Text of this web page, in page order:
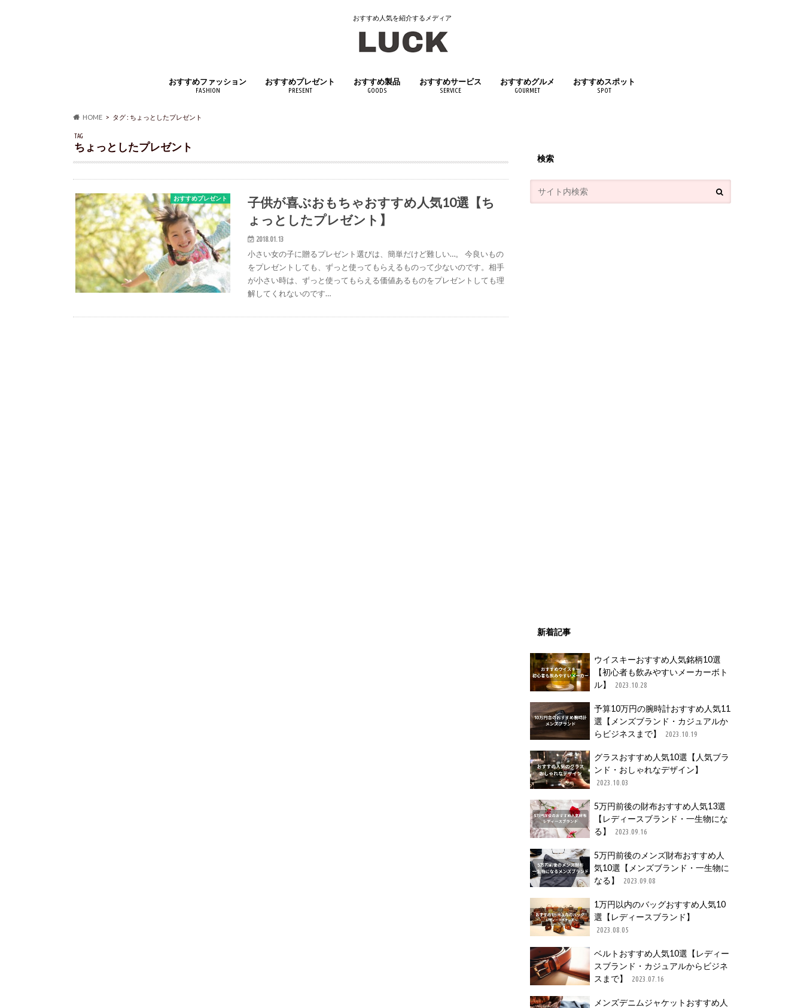
おすすめ人気を紹介するメディア
おすすめファッション
FASHION
おすすめプレゼント
PRESENT
おすすめ製品
GOODS
おすすめサービス
SERVICE
おすすめグルメ
GOURMET
おすすめスポット
SPOT
HOME タグ : ちょっとしたプレゼント
TAG
ちょっとしたプレゼント
おすすめプレゼント
子供が喜ぶおもちゃおすすめ人気10選【ち
ょっとしたプレゼント】
2018.01.13
小さい女の子に贈るプレゼント選びは、簡単だけど難しい…。 今良いもの
をプレゼントしても、ずっと使ってもらえるものって少ないのです。相手
が小さい時は、ずっと使ってもらえる価値あるものをプレゼントしても理
解してくれないのです…
検索
新着記事
ウイスキーおすすめ人気銘柄10選
【初心者も飲みやすいメーカーボト
ル】
2023.10.28
予算10万円の腕時計おすすめ人気11
選【メンズブランド・カジュアルか
らビジネスまで】
2023.10.19
グラスおすすめ人気10選【人気ブラ
ンド・おしゃれなデザイン】
2023.10.03
5万円前後の財布おすすめ人気13選
【レディースブランド・一生物にな
る】
2023.09.16
5万円前後のメンズ財布おすすめ人
気10選【メンズブランド・一生物に
なる】
2023.09.08
1万円以内のバッグおすすめ人気10
選【レディースブランド】
2023.08.05
ベルトおすすめ人気10選【レディー
スブランド・カジュアルからビジネ
スまで】
2023.07.16
メンズデニムジャケットおすすめ人